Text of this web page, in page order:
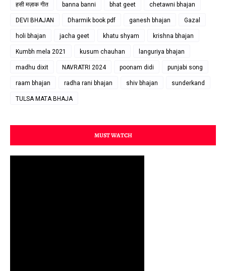
हसी मज़ाक गीत banna banni bhat geet chetawni bhajan
DEVI BHAJAN Dharmik book pdf ganesh bhajan Gazal
holi bhajan jacha geet khatu shyam krishna bhajan
Kumbh mela 2021 kusum chauhan languriya bhajan
madhu dixit NAVRATRI 2024 poonam didi punjabi song
raam bhajan radha rani bhajan shiv bhajan sunderkand
TULSA MATA BHAJA
MUST WATCH